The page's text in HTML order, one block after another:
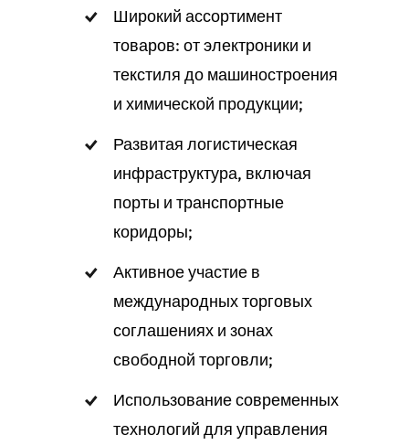
Широкий ассортимент
товаров: от электроники и
текстиля до машиностроения
и химической продукции;
Развитая логистическая
инфраструктура, включая
порты и транспортные
коридоры;
Активное участие в
международных торговых
соглашениях и зонах
свободной торговли;
Использование современных
технологий для управления